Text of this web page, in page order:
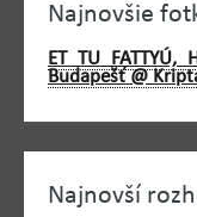
Najnovšie
ET TU FATTYÚ,
Budapešť @
Najnovší